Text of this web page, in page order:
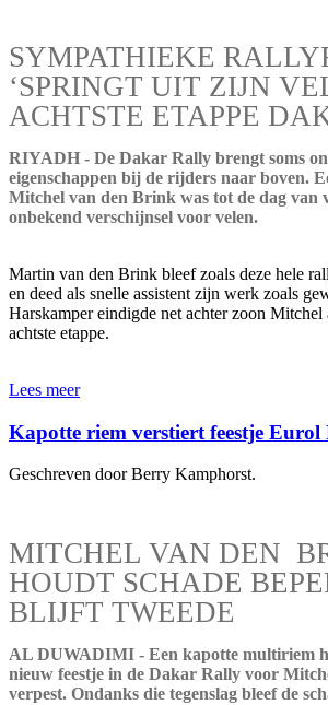
SYMPATHIEKE
‘SPRINGT UIT ZIJN
ACHTSTE ETAPPE
RIYADH - De Dakar Rally brengt soms
eigenschappen bij de rijders naar boven.
Mitchel van den Brink was tot de dag van
onbekend verschijnsel voor velen.
Martin van den Brink bleef zoals deze hele
en deed als snelle assistent zijn werk zoals
Harskamper eindigde net achter zoon Mitchel
achtste etappe.
Lees meer
Kapotte riem verstiert feestje
Geschreven door Berry Kamphorst.
MITCHEL VAN DEN
HOUDT SCHADE
BLIJFT TWEEDE
AL DUWADIMI - Een kapotte multiriem
nieuw feestje in de Dakar Rally voor
verpest. Ondanks die tegenslag bleef de